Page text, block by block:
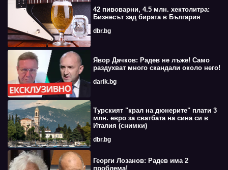
42 пивоварни, 4.5 млн. хектолитра:
Бизнесът зад бирата в България
dbr.bg
Явор Дачков: Радев не лъже! Само
раздухват много скандали около него!
darik.bg
Турският "крал на дюнерите" плати 3
млн. евро за сватбата на сина си в
Италия (снимки)
dbr.bg
Георги Лозанов: Радев има 2
проблема!